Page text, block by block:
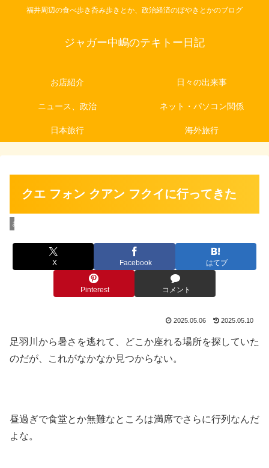
福井周辺の食べ歩き呑み歩きとか、政治経済のぼやきとかのブログ
ジャガー中嶋のテキトー日記
お店紹介 日々の出来事
ニュース、政治 ネット・パソコン関係
日本旅行 海外旅行
クエ フォン クアン フクイに行ってきた
お店紹介
X Facebook はてブ
Pinterest コメント
2025.05.06 2025.05.10
足羽川から暑さを逃れて、どこか座れる場所を探していた
のだが、これがなかなか見つからない。
昼過ぎで食堂とか無難なところは満席でさらに行列なんだ
よな。